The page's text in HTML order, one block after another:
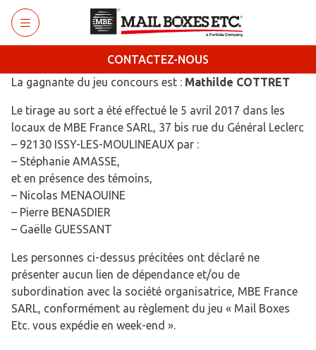
Retourner au menu principal
CONTACTEZ-NOUS
La gagnante du jeu concours est : Mathilde COTTRET
Le tirage au sort a été effectué le 5 avril 2017 dans les
locaux de MBE France SARL, 37 bis rue du Général Leclerc
– 92130 ISSY-LES-MOULINEAUX par :
– Stéphanie AMASSE,
et en présence des témoins,
– Nicolas MENAOUINE
– Pierre BENASDIER
– Gaëlle GUESSANT
Les personnes ci-dessus précitées ont déclaré ne
présenter aucun lien de dépendance et/ou de
subordination avec la société organisatrice, MBE France
SARL, conformément au règlement du jeu « Mail Boxes
Etc. vous expédie en week-end ».